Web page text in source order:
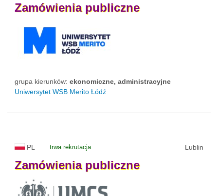
Zamówienia publiczne
grupa kierunków: ekonomiczne, administracyjne
Uniwersytet WSB Merito Łódź
PL trwa rekrutacja Lublin
Zamówienia publiczne